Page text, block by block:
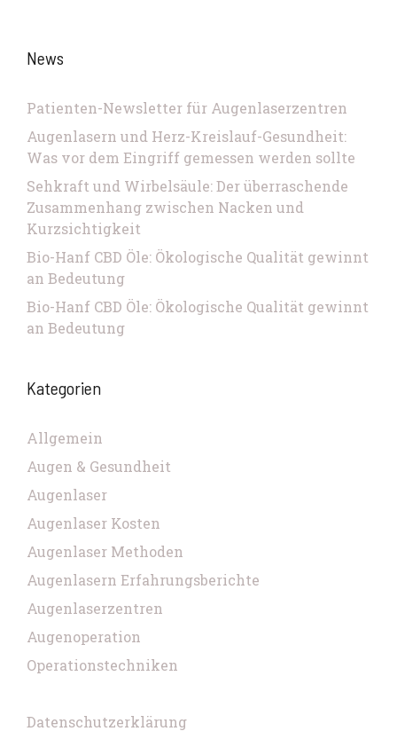
News
Patienten-Newsletter für Augenlaserzentren
Augenlasern und Herz-Kreislauf-Gesundheit:
Was vor dem Eingriff gemessen werden sollte
Sehkraft und Wirbelsäule: Der überraschende
Zusammenhang zwischen Nacken und
Kurzsichtigkeit
Bio-Hanf CBD Öle: Ökologische Qualität gewinnt
an Bedeutung
Bio-Hanf CBD Öle: Ökologische Qualität gewinnt
an Bedeutung
Kategorien
Allgemein
Augen & Gesundheit
Augenlaser
Augenlaser Kosten
Augenlaser Methoden
Augenlasern Erfahrungsberichte
Augenlaserzentren
Augenoperation
Operationstechniken
Datenschutzerklärung